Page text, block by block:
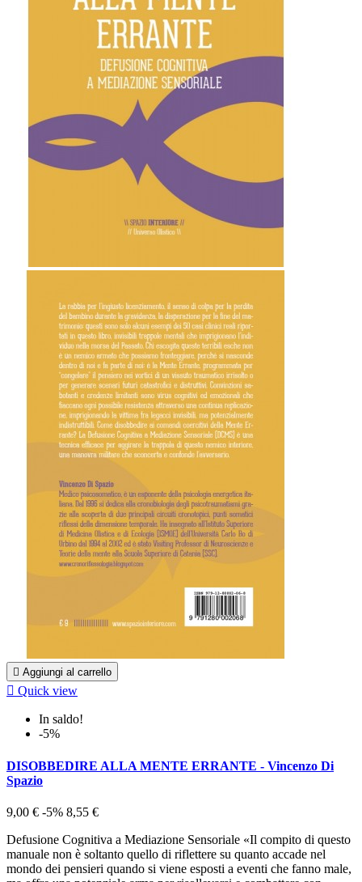
 Aggiungi al carrello
 Quick view
In saldo!
-5%
DISOBBEDIRE ALLA MENTE ERRANTE - Vincenzo Di
Spazio
9,00 € -5% 8,55 €
Defusione Cognitiva a Mediazione Sensoriale «Il compito di questo
manuale non è soltanto quello di riflettere su quanto accade nel
mondo dei pensieri quando si viene esposti a eventi che fanno male,